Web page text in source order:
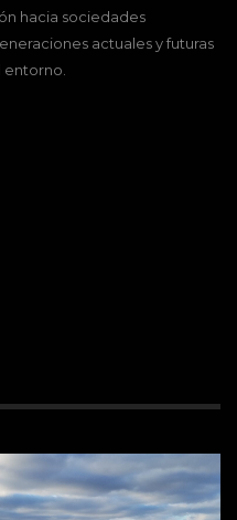
hacia sociedades
actuales y futuras
entorno.